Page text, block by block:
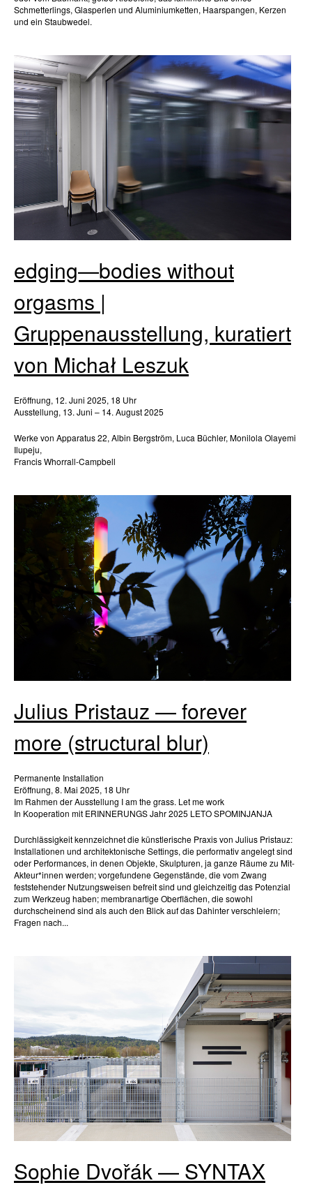
Schmetterlings, Glasperlen und Aluminiumketten, Haarspangen, Kerzen
und ein Staubwedel.
edging—bodies without
orgasms |
Gruppenausstellung, kuratiert
von Michał Leszuk
Eröffnung, 12. Juni 2025, 18 Uhr
Ausstellung, 13. Juni – 14. August 2025
Werke von Apparatus 22, Albin Bergström, Luca Büchler, Monilola Olayemi
Ilupeju,
Francis Whorrall-Campbell
Julius Pristauz — forever
more (structural blur)
Permanente Installation
Eröffnung, 8. Mai 2025, 18 Uhr
Im Rahmen der Ausstellung I am the grass. Let me work
In Kooperation mit ERINNERUNGS Jahr 2025 LETO SPOMINJANJA
Durchlässigkeit kennzeichnet die künstlerische Praxis von Julius Pristauz:
Installationen und architektonische Settings, die performativ angelegt sind
oder Performances, in denen Objekte, Skulpturen, ja ganze Räume zu Mit-
Akteur*innen werden; vorgefundene Gegenstände, die vom Zwang
feststehender Nutzungsweisen befreit sind und gleichzeitig das Potenzial
zum Werkzeug haben; membranartige Oberflächen, die sowohl
durchscheinend sind als auch den Blick auf das Dahinter verschleiern;
Fragen nach...
Sophie Dvořák — SYNTAX